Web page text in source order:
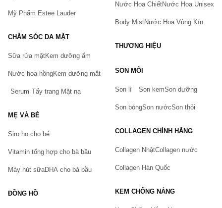
Bạn gặp vấn đề về sản phẩm hay mua hàng?
Hãy báo lỗi cho chúng tôi. Hoặc gọi cho chúng tôi qua số
Mỹ Phẩm Estee Lauder
CHĂM SÓC DA MẶT
Sữa rửa mặtKem dưỡng ẩm
Nước hoa hồngKem dưỡng mắt
Serum Tẩy trang Mặt nạ
MẸ VÀ BÉ
Siro ho cho bé
Vitamin tổng hợp cho bà bầu
Máy hút sữaDHA cho bà bầu
ĐỒNG HỒ
Nước Hoa ChiếtNước Hoa Unisex
Body MistNước Hoa Vùng Kín
THƯƠNG HIỆU
SON MÔI
Son lì Son kemSon dưỡng
Son bóngSon nướcSon thỏi
COLLAGEN CHÍNH HÃNG
Collagen NhậtCollagen nước
Collagen Hàn Quốc
KEM CHỐNG NẮNG